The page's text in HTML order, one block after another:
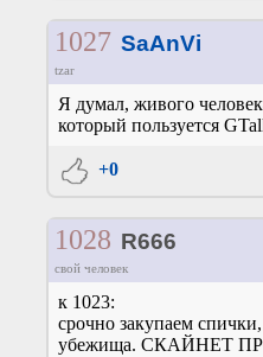
1027 SaAnVi
tzar
Я думал, живого
который пользуется
+0
1028 R666
свой человек
к 1023:
срочно закупаем
убежища. СКАЙНЕТ